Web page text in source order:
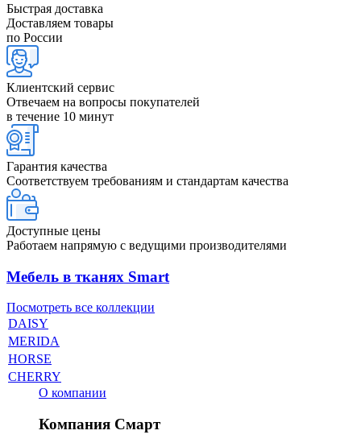
Быстрая доставка
Доставляем товары
по России
Клиентский сервис
Отвечаем на вопросы покупателей
в течение 10 минут
Гарантия качества
Соответствуем требованиям и стандартам качества
Доступные цены
Работаем напрямую с ведущими производителями
Мебель в тканях Smart
Посмотреть все коллекции
DAISY
MERIDA
HORSE
CHERRY
О компании
Компания Смарт